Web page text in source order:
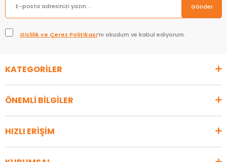
Gönder
Gizlilik ve Çerez Politikası’nı okudum ve kabul ediyorum.
KATEGORİLER
ÖNEMLİ BİLGİLER
HIZLI ERİŞİM